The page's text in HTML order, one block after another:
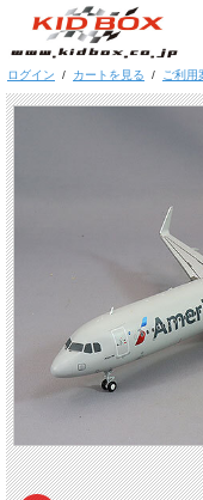
ログイン / カートを見る / ご利用